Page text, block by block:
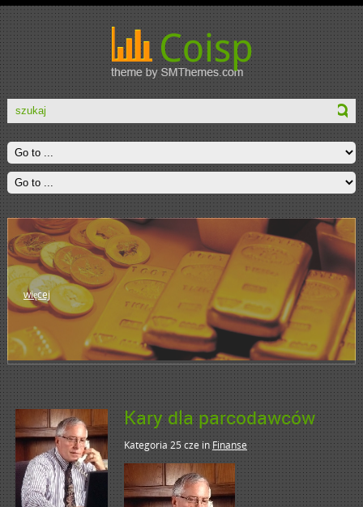
więcej
Kary dla parcodawców
Kategoria 25 czeinFinanse